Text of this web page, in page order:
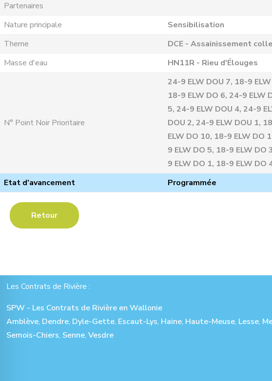
Partenaires
Nature principale
Sensibilisation
Theme
DCE - Assainissement
Masse d'eau
HN11R - Rieu d'Élouges
N° Point Noir Prioritaire
24-9 ELW DOU 7, 18-9
18-9 ELW DO 6, 24-9 ELW
5, 24-9 ELW DOU 4, 24-9
DOU 2, 24-9 ELW DOU 1,
ELW DO 10, 18-9 ELW DO
9 ELW DO 5, 18-9 ELW DO
9 ELW DO 1, 18-9 ELW DO
Etat d'avancement Programmée
Retour
Les Contrats de Rivière :
SPW - Les Contrats de Rivière en Wallonie
Amblève, Dendre, Dyle-Gette, Escaut-Lys, Haine, Haute-Meuse, Lesse,
Semois-Chiers, Senne, Vesdre